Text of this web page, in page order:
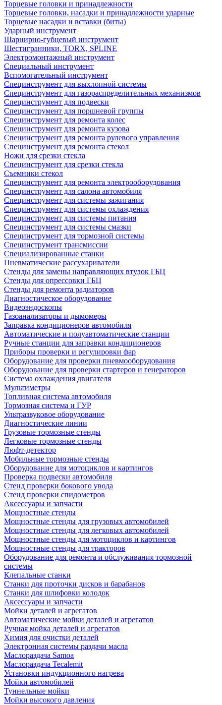
Торцевые головки и принадлежности
Торцевые головки, насадки и принадлежности ударные
Торцевые насадки и вставки (биты)
Ударный инструмент
Шарнирно-губцевый инструмент
Шестигранники, TORX, SPLINE
Электромонтажный инструмент
Специальный инструмент
Вспомогательный инструмент
Специнструмент для выхлопной системы
Специнструмент для газораспределительных механизмов
Специнструмент для подвески
Специнструмент для поршневой группы
Специнструмент для ремонта колес
Специнструмент для ремонта кузова
Специнструмент для ремонта рулевого управления
Специнструмент для ремонта стекол
Ножи для срезки стекла
Специнструмент для срезки стекла
Съемники стекол
Специнструмент для ремонта электрооборудования
Специнструмент для салона автомобиля
Специнструмент для системы зажигания
Специнструмент для системы охлаждения
Специнструмент для системы питания
Специнструмент для системы смазки
Специнструмент для тормозной системы
Специнструмент трансмиссии
Специализированные станки
Пневматические рассухариватели
Стенды для замены направляющих втулок ГБЦ
Стенды для опрессовки ГБЦ
Стенды для ремонта радиаторов
Диагностическое оборудование
Видеоэндоскопы
Газоанализаторы и дымомеры
Заправка кондиционеров автомобиля
Автоматические и полуавтоматические станции
Ручные станции для заправки кондиционеров
Приборы проверки и регулировки фар
Оборудование для проверки пневмооборудования
Оборудование для проверки стартеров и генераторов
Система охлаждения двигателя
Мультиметры
Топливная система автомобиля
Тормозная система и ГУР
Ультразвуковое оборудование
Диагностические линии
Грузовые тормозные стенды
Легковые тормозные стенды
Люфт-детектор
Мобильные тормозные стенды
Оборудование для мотоциклов и картингов
Проверка подвески автомобиля
Стенд проверки бокового увода
Стенд проверки спидометров
Аксессуары и запчасти
Мощностные стенды
Мощностные стенды для грузовых автомобилей
Мощностные стенды для легковых автомобилей
Мощностные стенды для мотоциклов и картингов
Мощностные стенды для тракторов
Оборудование для ремонта и обслуживания тормозной
системы
Клепальные станки
Станки для проточки дисков и барабанов
Станки для шлифовки колодок
Аксессуары и запчасти
Мойки деталей и агрегатов
Автоматические мойки деталей и агрегатов
Ручная мойка деталей и агрегатов
Химия для очистки деталей
Электронная системы раздачи масла
Маслораздача Samoa
Маслораздача Tecalemit
Установки индукционного нагрева
Мойки автомобилей
Туннельные мойки
Мойки высокого давления